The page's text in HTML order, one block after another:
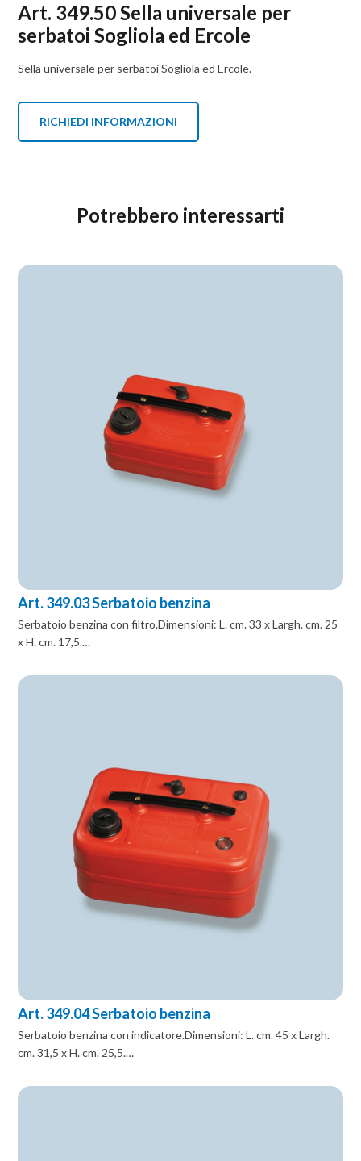
Art. 349.50 Sella universale per
serbatoi Sogliola ed Ercole
Sella universale per serbatoi Sogliola ed Ercole.
RICHIEDI INFORMAZIONI
Potrebbero interessarti
Art. 349.03 Serbatoio benzina
Serbatoio benzina con filtro.Dimensioni: L. cm. 33 x Largh. cm. 25
x H. cm. 17,5.…
Art. 349.04 Serbatoio benzina
Serbatoio benzina con indicatore.Dimensioni: L. cm. 45 x Largh.
cm. 31,5 x H. cm. 25,5.…